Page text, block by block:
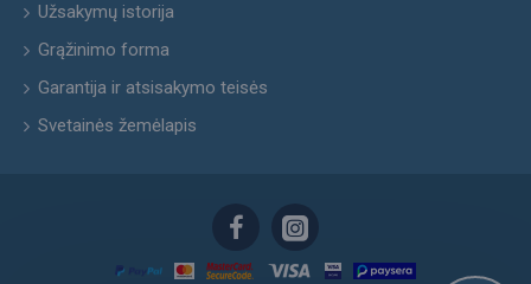
Užsakymų istorija
Grąžinimo forma
Garantija ir atsisakymo teisės
Svetainės žemėlapis